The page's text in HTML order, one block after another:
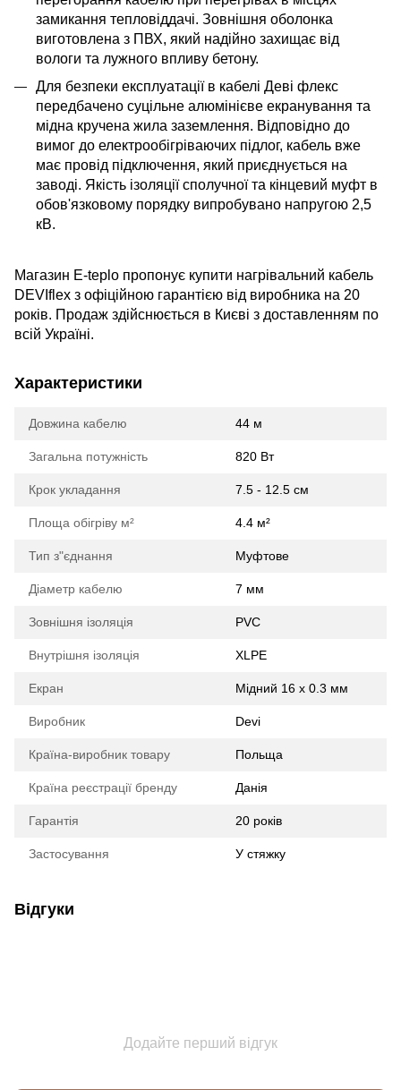
замикання тепловіддачі. Зовнішня оболонка
виготовлена з ПВХ, який надійно захищає від
вологи та лужного впливу бетону.
Для безпеки експлуатації в кабелі Деві флекс
передбачено суцільне алюмінієве екранування та
мідна кручена жила заземлення. Відповідно до
вимог до електрообігріваючих підлог, кабель вже
має провід підключення, який приєднується на
заводі. Якість ізоляції сполучної та кінцевий муфт в
обов'язковому порядку випробувано напругою 2,5
кВ.
Магазин E-teplo пропонує купити нагрівальний кабель
DEVIflex з офіційною гарантією від виробника на 20
років. Продаж здійснюється в Києві з доставленням по
всій Україні.
Характеристики
Довжина кабелю 44 м
Загальна потужність 820 Вт
Крок укладання 7.5 - 12.5 см
Площа обігріву м² 4.4 м²
Тип з"єднання Муфтове
Діаметр кабелю 7 мм
Зовнішня ізоляція PVC
Внутрішня ізоляція XLPE
Екран Мідний 16 х 0.3 мм
Виробник Devi
Країна-виробник товару Польща
Країна реєстрації бренду Данія
Гарантія 20 років
Застосування У стяжку
Відгуки
Додайте перший відгук